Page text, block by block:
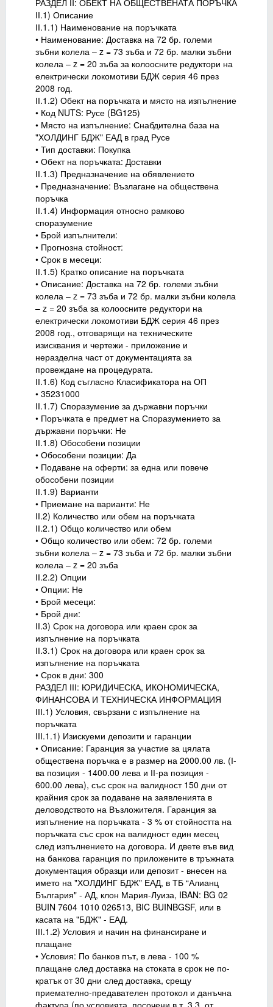
РАЗДЕЛ ІI: ОБЕКТ НА ОБЩЕСТВЕНАТА ПОРЪЧКА
ІІ.1) Описание
ІІ.1.1) Наименование на поръчката
• Наименование: Доставка на 72 бр. големи
зъбни колела – z = 73 зъба и 72 бр. малки зъбни
колела – z = 20 зъба за колоосните редуктори на
електрически локомотиви БДЖ серия 46 през
2008 год.
ІІ.1.2) Обект на поръчката и място на изпълнение
• Код NUTS: Русе (BG125)
• Място на изпълнение: Снабдителна база на
"ХОЛДИНГ БДЖ" ЕАД в град Русе
• Тип доставки: Покупка
• Обект на поръчката: Доставки
ІІ.1.3) Предназначение на обявлението
• Предназначение: Възлагане на обществена
поръчка
ІІ.1.4) Информация относно рамково
споразумение
• Брой изпълнители:
• Прогнозна стойност:
• Срок в месеци:
ІІ.1.5) Кратко описание на поръчката
• Описание: Доставка на 72 бр. големи зъбни
колела – z = 73 зъба и 72 бр. малки зъбни колела
– z = 20 зъба за колоосните редуктори на
електрически локомотиви БДЖ серия 46 през
2008 год., отговарящи на техническите
изисквания и чертежи - приложение и
неразделна част от документацията за
провеждане на процедурата.
ІІ.1.6) Код съгласно Класификатора на ОП
• 35231000
ІІ.1.7) Споразумение за държавни поръчки
• Поръчката е предмет на Споразумението за
държавни поръчки: Не
ІІ.1.8) Обособени позиции
• Обособени позиции: Да
• Подаване на оферти: за една или повече
обособени позиции
ІІ.1.9) Варианти
• Приемане на варианти: Не
ІІ.2) Количество или обем на поръчката
ІІ.2.1) Общо количество или обем
• Общо количество или обем: 72 бр. големи
зъбни колела – z = 73 зъба и 72 бр. малки зъбни
колела – z = 20 зъба
ІІ.2.2) Опции
• Опции: Не
• Брой месеци:
• Брой дни:
ІІ.3) Срок на договора или краен срок за
изпълнение на поръчката
ІІ.3.1) Срок на договора или краен срок за
изпълнение на поръчката
• Срок в дни: 300
РАЗДЕЛ ІІІ: ЮРИДИЧЕСКА, ИКОНОМИЧЕСКА,
ФИНАНСОВА И ТЕХНИЧЕСКА ИНФОРМАЦИЯ
ІІІ.1) Условия, свързани с изпълнение на
поръчката
ІІІ.1.1) Изискуеми депозити и гаранции
• Описание: Гаранция за участие за цялата
обществена поръчка е в размер на 2000.00 лв. (І-
ва позиция - 1400.00 лева и ІІ-ра позиция -
600.00 лева), със срок на валидност 150 дни от
крайния срок за подаване на заявленията в
деловодството на Възложителя. Гаранция за
изпълнение на поръчката - 3 % от стойността на
поръчката със срок на валидност един месец
след изпълнението на договора. И двете във вид
на банкова гаранция по приложените в тръжната
документация образци или депозит - внесен на
името на "ХОЛДИНГ БДЖ" ЕАД, в ТБ “Алианц
България" - АД, клон Мария-Луиза, IBAN: BG 02
BUIN 7604 1010 026513, BIC BUINBGSF, или в
касата на "БДЖ" - ЕАД.
ІІІ.1.2) Условия и начин на финансиране и
плащане
• Условия: По банков път, в лева - 100 %
плащане след доставка на стоката в срок не по-
кратък от 30 дни след доставка, срещу
приемателно-предавателен протокол и данъчна
фактура (по условията, посочени в т. 3.3. от